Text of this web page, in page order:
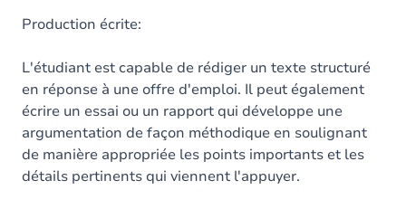
Production écrite:
L'étudiant est capable de rédiger un texte structuré
en réponse à une offre d'emploi. Il peut également
écrire un essai ou un rapport qui développe une
argumentation de façon méthodique en soulignant
de manière appropriée les points importants et les
détails pertinents qui viennent l'appuyer.